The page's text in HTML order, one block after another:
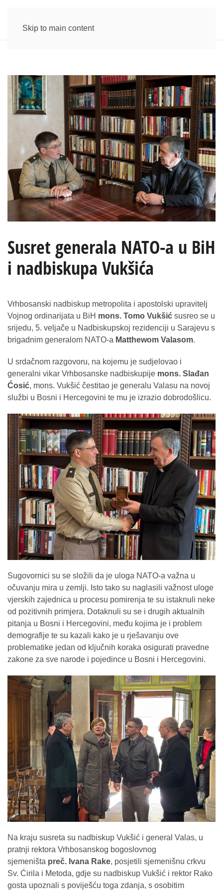
Skip to main content
Susret generala NATO-a u BiH
i nadbiskupa Vukšića
Vrhbosanski nadbiskup metropolita i apostolski upravitelj
Vojnog ordinarijata u BiH mons. Tomo Vukšić susreo se u
srijedu, 5. veljače u Nadbiskupskoj rezidenciji u Sarajevu s
brigadnim generalom NATO-a Matthewom Valasom.
U srdačnom razgovoru, na kojemu je sudjelovao i
generalni vikar Vrhbosanske nadbiskupije mons. Slađan
Ćosić, mons. Vukšić čestitao je generalu Valasu na novoj
službi u Bosni i Hercegovini te mu je izrazio dobrodošlicu.
Sugovornici su se složili da je uloga NATO-a važna u
očuvanju mira u zemlji. Isto tako su naglasili važnost uloge
vjerskih zajednica u procesu pomirenja te su istaknuli neke
od pozitivnih primjera. Dotaknuli su se i drugih aktualnih
pitanja u Bosni i Hercegovini, među kojima je i problem
demografije te su kazali kako je u rješavanju ove
problematike jedan od ključnih koraka osigurati pravedne
zakone za sve narode i pojedince u Bosni i Hercegovini.
Na kraju susreta su nadbiskup Vukšić i general Valas, u
pratnji rektora Vrhbosanskog bogoslovnog
sjemeništa preč. Ivana Rake, posjetili sjemenišnu crkvu
Sv. Ćirila i Metoda, gdje su nadbiskup Vukšić i rektor Rako
gosta upoznali s poviješću toga zdanja, s osobitim